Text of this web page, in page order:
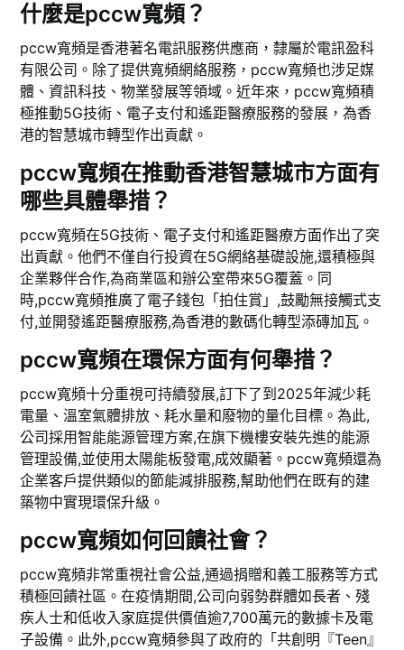
什麼是pccw寬頻？
pccw寬頻是香港著名電訊服務供應商，隸屬於電訊盈科
有限公司。除了提供寬頻網絡服務，pccw寬頻也涉足媒
體、資訊科技、物業發展等領域。近年來，pccw寬頻積
極推動5G技術、電子支付和遙距醫療服務的發展，為香
港的智慧城市轉型作出貢獻。
pccw寬頻在推動香港智慧城市方面有
哪些具體舉措？
pccw寬頻在5G技術、電子支付和遙距醫療方面作出了突
出貢獻。他們不僅自行投資在5G網絡基礎設施,還積極與
企業夥伴合作,為商業區和辦公室帶來5G覆蓋。同
時,pccw寬頻推廣了電子錢包「拍住賞」,鼓勵無接觸式支
付,並開發遙距醫療服務,為香港的數碼化轉型添磚加瓦。
pccw寬頻在環保方面有何舉措？
pccw寬頻十分重視可持續發展,訂下了到2025年減少耗
電量、溫室氣體排放、耗水量和廢物的量化目標。為此,
公司採用智能能源管理方案,在旗下機樓安裝先進的能源
管理設備,並使用太陽能板發電,成效顯著。pccw寬頻還為
企業客戶提供類似的節能減排服務,幫助他們在既有的建
築物中實現環保升級。
pccw寬頻如何回饋社會？
pccw寬頻非常重視社會公益,通過捐贈和義工服務等方式
積極回饋社區。在疫情期間,公司向弱勢群體如長者、殘
疾人士和低收入家庭提供價值逾7,700萬元的數據卡及電
子設備。此外,pccw寬頻參與了政府的「共創明『Teen』